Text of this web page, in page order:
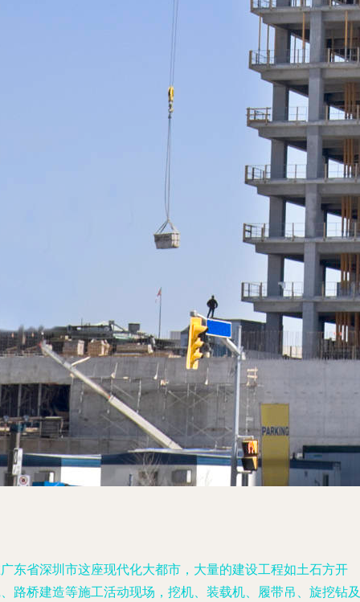
东省深圳市这座现代化大都市，大量的建设工程如土石方开
路桥建造等施工活动现场，挖机、装载机、履带吊、旋挖钻及